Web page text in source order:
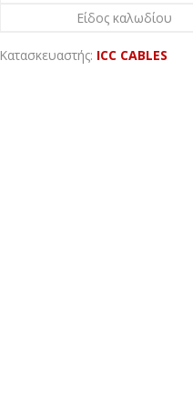
Είδος καλωδίου
Κατασκευαστής: ICC CABLES